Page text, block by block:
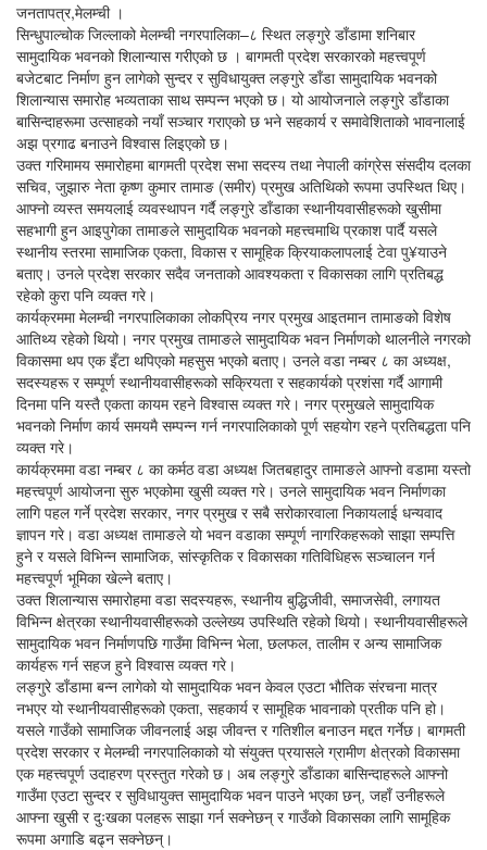
जनतापत्र,मेलम्ची ।
सिन्धुपाल्चोक जिल्लाको मेलम्ची नगरपालिका–८ स्थित लङ्गुरे डाँडामा शनिबार
सामुदायिक भवनको शिलान्यास गरीएको छ । बागमती प्रदेश सरकारको महत्त्वपूर्ण
बजेटबाट निर्माण हुन लागेको सुन्दर र सुविधायुक्त लङ्गुरे डाँडा सामुदायिक भवनको
शिलान्यास समारोह भव्यताका साथ सम्पन्न भएको छ। यो आयोजनाले लङ्गुरे डाँडाका
बासिन्दाहरूमा उत्साहको नयाँ सञ्चार गराएको छ भने सहकार्य र समावेशिताको भावनालाई
अझ प्रगाढ बनाउने विश्वास लिइएको छ।
उक्त गरिमामय समारोहमा बागमती प्रदेश सभा सदस्य तथा नेपाली कांग्रेस संसदीय दलका
सचिव, जुझारु नेता कृष्ण कुमार तामाङ (समीर) प्रमुख अतिथिको रूपमा उपस्थित थिए।
आफ्नो व्यस्त समयलाई व्यवस्थापन गर्दै लङ्गुरे डाँडाका स्थानीयवासीहरूको खुसीमा
सहभागी हुन आइपुगेका तामाङले सामुदायिक भवनको महत्त्वमाथि प्रकाश पार्दै यसले
स्थानीय स्तरमा सामाजिक एकता, विकास र सामूहिक क्रियाकलापलाई टेवा पु¥याउने
बताए। उनले प्रदेश सरकार सदैव जनताको आवश्यकता र विकासका लागि प्रतिबद्ध
रहेको कुरा पनि व्यक्त गरे।
कार्यक्रममा मेलम्ची नगरपालिकाका लोकप्रिय नगर प्रमुख आइतमान तामाङको विशेष
आतिथ्य रहेको थियो। नगर प्रमुख तामाङले सामुदायिक भवन निर्माणको थालनीले नगरको
विकासमा थप एक इँटा थपिएको महसुस भएको बताए। उनले वडा नम्बर ८ का अध्यक्ष,
सदस्यहरू र सम्पूर्ण स्थानीयवासीहरूको सक्रियता र सहकार्यको प्रशंसा गर्दै आगामी
दिनमा पनि यस्तै एकता कायम रहने विश्वास व्यक्त गरे। नगर प्रमुखले सामुदायिक
भवनको निर्माण कार्य समयमै सम्पन्न गर्न नगरपालिकाको पूर्ण सहयोग रहने प्रतिबद्धता पनि
व्यक्त गरे।
कार्यक्रममा वडा नम्बर ८ का कर्मठ वडा अध्यक्ष जितबहादुर तामाङले आफ्नो वडामा यस्तो
महत्त्वपूर्ण आयोजना सुरु भएकोमा खुसी व्यक्त गरे। उनले सामुदायिक भवन निर्माणका
लागि पहल गर्ने प्रदेश सरकार, नगर प्रमुख र सबै सरोकारवाला निकायलाई धन्यवाद
ज्ञापन गरे। वडा अध्यक्ष तामाङले यो भवन वडाका सम्पूर्ण नागरिकहरूको साझा सम्पत्ति
हुने र यसले विभिन्न सामाजिक, सांस्कृतिक र विकासका गतिविधिहरू सञ्चालन गर्न
महत्त्वपूर्ण भूमिका खेल्ने बताए।
उक्त शिलान्यास समारोहमा वडा सदस्यहरू, स्थानीय बुद्धिजीवी, समाजसेवी, लगायत
विभिन्न क्षेत्रका स्थानीयवासीहरूको उल्लेख्य उपस्थिति रहेको थियो। स्थानीयवासीहरूले
सामुदायिक भवन निर्माणपछि गाउँमा विभिन्न भेला, छलफल, तालीम र अन्य सामाजिक
कार्यहरू गर्न सहज हुने विश्वास व्यक्त गरे।
लङ्गुरे डाँडामा बन्न लागेको यो सामुदायिक भवन केवल एउटा भौतिक संरचना मात्र
नभएर यो स्थानीयवासीहरूको एकता, सहकार्य र सामूहिक भावनाको प्रतीक पनि हो।
यसले गाउँको सामाजिक जीवनलाई अझ जीवन्त र गतिशील बनाउन मद्दत गर्नेछ। बागमती
प्रदेश सरकार र मेलम्ची नगरपालिकाको यो संयुक्त प्रयासले ग्रामीण क्षेत्रको विकासमा
एक महत्त्वपूर्ण उदाहरण प्रस्तुत गरेको छ। अब लङ्गुरे डाँडाका बासिन्दाहरूले आफ्नो
गाउँमा एउटा सुन्दर र सुविधायुक्त सामुदायिक भवन पाउने भएका छन्, जहाँ उनीहरूले
आफ्ना खुसी र दुःखका पलहरू साझा गर्न सक्नेछन् र गाउँको विकासका लागि सामूहिक
रूपमा अगाडि बढ्न सक्नेछन्।